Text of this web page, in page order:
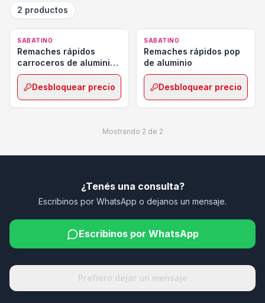
2 productos
SABATINO
Remaches rápidos
carroceros de aluminio
ala ancha
Desbloquear precio
SABATINO
Remaches rápidos pop
de aluminio
Desbloquear precio
Mostrando 2 de 2
¿Tenés una consulta?
Escribinos por WhatsApp o dejanos un mensaje.
Escribinos por WhatsApp
Prefiero dejar un mensaje